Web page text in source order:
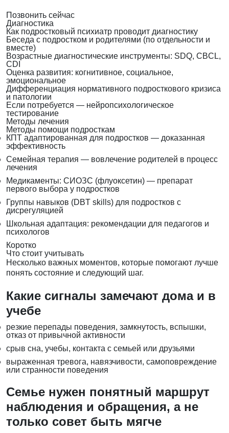
Позвонить сейчас
Диагностика
Как подростковый психиатр проводит диагностику
Беседа с подростком и родителями (по отдельности и
вместе)
Возрастные диагностические инструменты: SDQ, CBCL,
CDI
Оценка развития: когнитивное, социальное,
эмоциональное
Дифференциация нормативного подросткового кризиса
и патологии
Если потребуется — нейропсихологическое
тестирование
Методы лечения
Методы помощи подросткам
КПТ адаптированная для подростков — доказанная
эффективность
Семейная терапия — вовлечение родителей в процесс
лечения
Медикаменты: СИОЗС (флуоксетин) — препарат
первого выбора у подростков
Группы навыков (DBT skills) для подростков с
дисрегуляцией
Школьная адаптация: рекомендации для педагогов и
психологов
Коротко
Что стоит учитывать
Несколько важных моментов, которые помогают лучше
понять состояние и следующий шаг.
Какие сигналы замечают дома и в
учебе
резкие перепады поведения, замкнутость, вспышки,
отказ от привычной активности
срыв сна, учебы, контакта с семьей или друзьями
выраженная тревога, навязчивости, самоповреждение
или странности поведения
Семье нужен понятный маршрут
наблюдения и обращения, а не
только совет быть мягче